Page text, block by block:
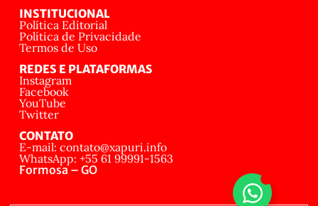
INSTITUCIONAL
Política Editorial
Política de Privacidade
Termos de Uso
REDES E PLATAFORMAS
Instagram
Facebook
YouTube
Twitter
CONTATO
E-mail: contato@xapuri.info
WhatsApp: +55 61 99991-1563
Formosa – GO